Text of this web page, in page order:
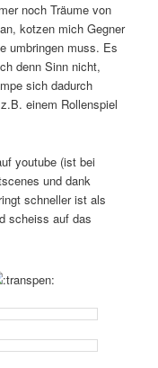
noch Träume von
kotzen mich Gegner
umbringen muss. Es
denn Sinn nicht,
sich dadurch
einem Rollenspiel
youtube (ist bei
und dank
schneller ist als
scheiss auf das